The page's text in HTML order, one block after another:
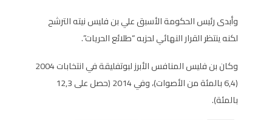
وأبدى رئيس الحكومة الأسبق علي بن فليس نيته الترشح
لكنه ينتظر القرار النهائي لحزبه “طلائع الحريات”.
وكان بن فليس المنافس الأبرز لبوتفليقة في انتخابات 2004
(6,4 بالمئة من الأصوات)، وفي 2014 (حصل على 12,3
بالمئة).